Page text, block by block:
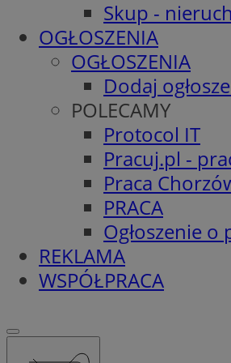
Skup -
OGŁOSZENIA
OGŁOSZENIA
Dodaj
POLECAMY
Protocol IT
Pracuj.pl -
Praca
PRACA
Ogłoszenie o
REKLAMA
WSPÓŁPRACA